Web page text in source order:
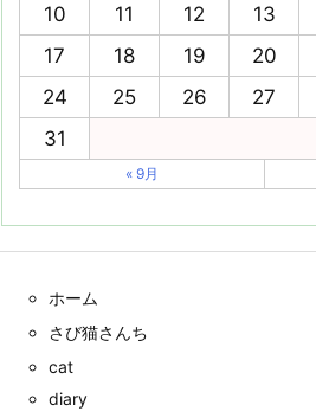
10
11 12 13
17
18 19 20
24
25 26 27
31
« 9月
ホーム
さび猫さんち
cat
diary